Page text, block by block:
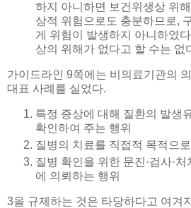
하지 아니하면 보건위생상 위
상적 위험으로도 충분하므로,
게 위험이 발생하지 아니하였
상의 위해가 없다고 할 수는 없
가이드라인 9쪽에는 비의료기관의
대표 사례를 실었다.
특정 증상에 대해 질환의 발생
확인하여 주는 행위
질병의 치료를 직접적 목적으
질병 확인을 위한 문진·검사·
에 의뢰하는 행위
3을 규제하는 것은 타당하다고 여겨